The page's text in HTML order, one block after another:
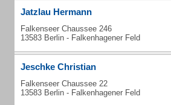
Jatzlau Hermann
Falkenseer Chaussee 246
13583 Berlin - Falkenhagener Feld
Jeschke Christian
Falkenseer Chaussee 22
13583 Berlin - Falkenhagener Feld